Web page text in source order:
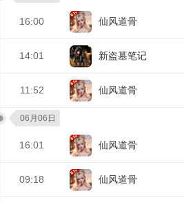
16:00 仙风道骨
14:01 新盗墓笔记
11:52 仙风道骨
06月06日
16:01 仙风道骨
09:18 仙风道骨